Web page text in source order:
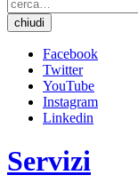
chiudi
Facebook
Twitter
YouTube
Instagram
Linkedin
Servizi